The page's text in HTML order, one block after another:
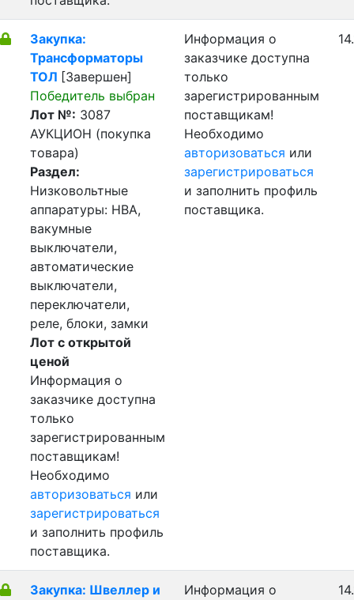
Закупка:
Трансформаторы
ТОЛ [Завершен]
Победитель выбран
Лот №: 3087
АУКЦИОН (покупка
товара)
Раздел:
Низковольтные
аппаратуры: НВА,
вакумные
выключатели,
автоматические
выключатели,
переключатели,
реле, блоки, замки
Лот с открытой
ценой
Информация о
заказчике доступна
только
зарегистрированным
поставщикам!
Необходимо
авторизоваться или
зарегистрироваться
и заполнить профиль
поставщика.
Информация о
заказчике доступна
только
зарегистрированным
поставщикам!
Необходимо
авторизоваться или
зарегистрироваться
и заполнить профиль
поставщика.
Закупка: Швеллер и
Информация о